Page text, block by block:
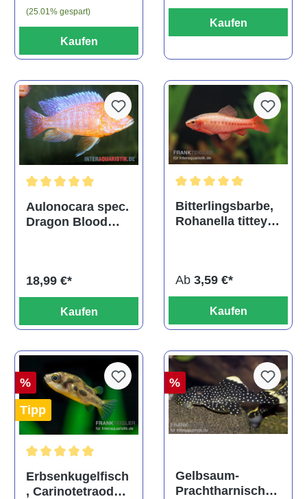
(25.01% gespart)
Kaufen
Kaufen
Durchschnittliche Bewertung von 5 von 5 Sternen
Aulonocara spec.
Dragon Blood
18,99 €*
Kaufen
Bitterlingsbarbe,
Rohanella titteya,
Ab 3,59 €*
Kaufen
%
Tipp
Durchschnittliche Bewertung von 5 von 5 Sternen
Erbsenkugelfisch
, Carinotetraodon
%
Gelbsaum-
Prachtharnischw